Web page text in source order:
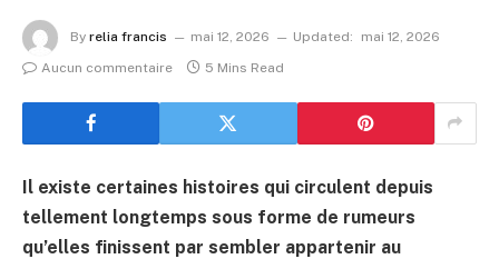
By relia francis mai 12, 2026 Updated:
mai 12, 2026
Aucun commentaire
5 Mins Read
Il existe certaines histoires qui circulent depuis
tellement longtemps sous forme de rumeurs
qu’elles finissent par sembler appartenir au